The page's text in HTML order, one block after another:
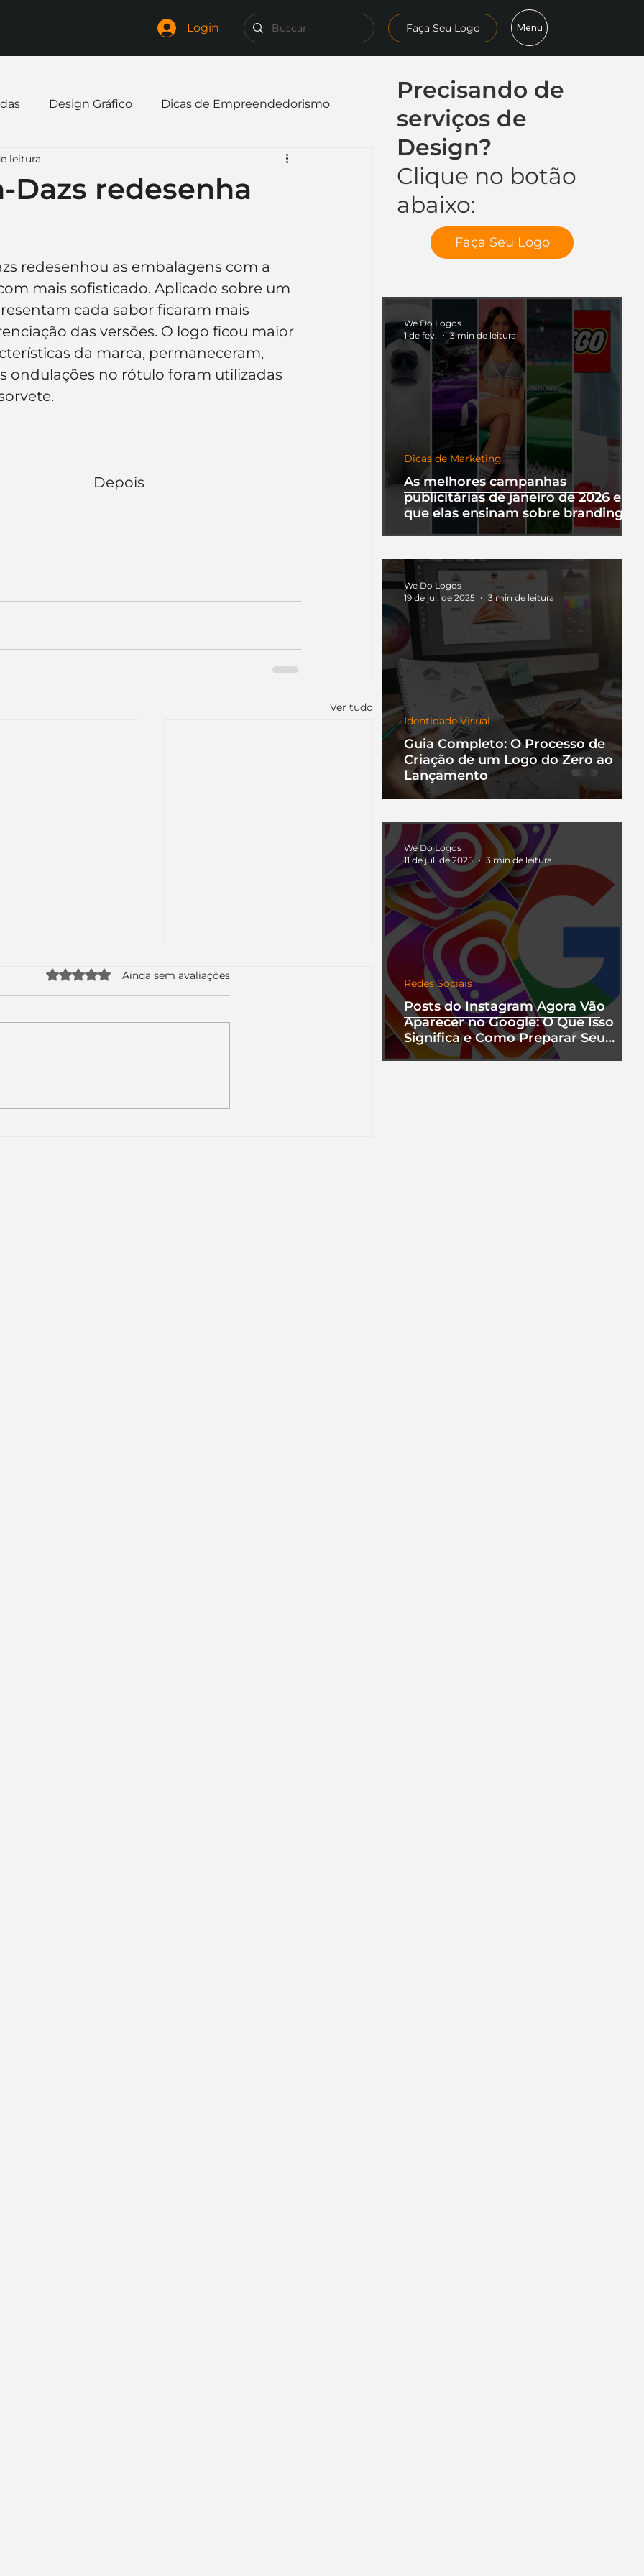
Login Faça Seu Logo Menu
Precisando de
serviços de
Design?
Clique no botão
abaixo:
Faça Seu Logo
As melhores campanhas
publicitárias de janeiro de 2026 e o
que elas ensinam sobre branding
Dicas de Marketing
We Do Logos
1 de fev.
3 min de leitura
Guia Completo: O Processo de
Criação de um Logo do Zero ao
Lançamento
Identidade Visual
We Do Logos
19 de jul. de 2025
3 min de leitura
Posts do Instagram Agora Vão
Aparecer no Google: O Que Isso
Significa e Como Preparar Seu
Perfil
Redes Sociais
We Do Logos
11 de jul. de 2025
3 min de leitura
Design Gráfico Dicas de Empreendedorismo
negócio
Frases
de empresa Branding
Dazs redesenha
leitura
redesenhou as embalagens com a
mais sofisticado. Aplicado sobre um
cada sabor ficaram mais
das versões. O logo ficou maior
da marca, permaneceram,
ondulações no rótulo foram utilizadas
Depois
Ver tudo
Avaliado com 0 de 5 estrelas.
Ainda sem avaliações